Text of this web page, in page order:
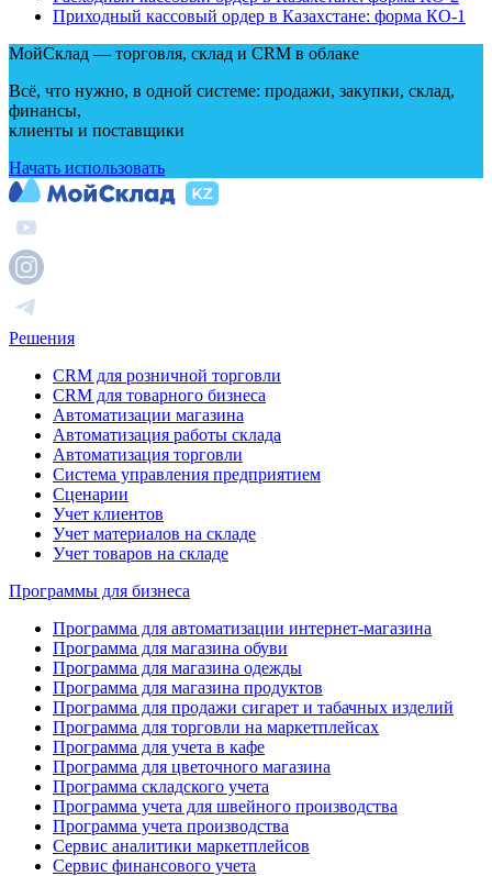
Приходный кассовый ордер в Казахстане: форма КО-1
МойСклад — торговля, склад и CRM в облаке
Всё, что нужно, в одной системе: продажи, закупки, склад,
финансы,
клиенты и поставщики
Начать использовать
Решения
CRM для розничной торговли
CRM для товарного бизнеса
Автоматизации магазина
Автоматизация работы склада
Автоматизация торговли
Система управления предприятием
Сценарии
Учет клиентов
Учет материалов на складе
Учет товаров на складе
Программы для бизнеса
Программа для автоматизации интернет-магазина
Программа для магазина обуви
Программа для магазина одежды
Программа для магазина продуктов
Программа для продажи сигарет и табачных изделий
Программа для торговли на маркетплейсах
Программа для учета в кафе
Программа для цветочного магазина
Программа складского учета
Программа учета для швейного производства
Программа учета производства
Сервис аналитики маркетплейсов
Сервис финансового учета